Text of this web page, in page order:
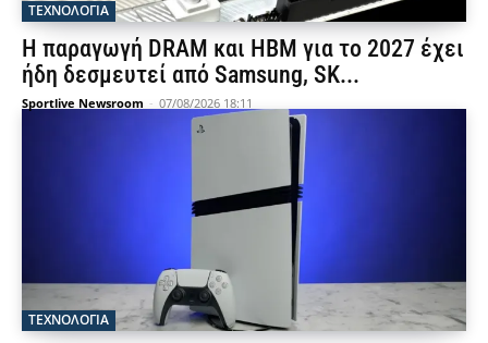
ΤΕΧΝΟΛΟΓΙΑ
Η παραγωγή DRAM και HBM για το 2027 έχει
ήδη δεσμευτεί από Samsung, SK...
Sportlive Newsroom - 07/08/2026 18:11
ΤΕΧΝΟΛΟΓΙΑ